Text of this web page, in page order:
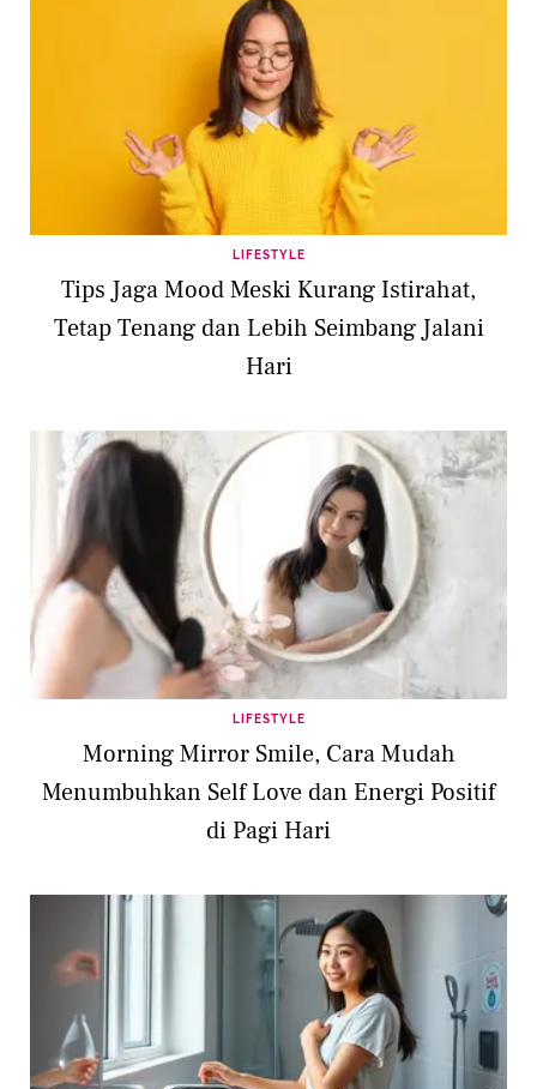
LIFESTYLE
Tips Jaga Mood Meski Kurang Istirahat,
Tetap Tenang dan Lebih Seimbang Jalani
Hari
LIFESTYLE
Morning Mirror Smile, Cara Mudah
Menumbuhkan Self Love dan Energi Positif
di Pagi Hari